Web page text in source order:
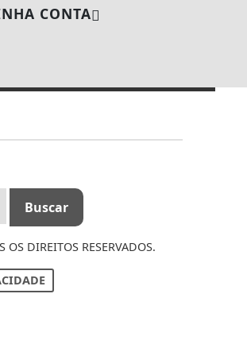
CONTA
DIREITOS RESERVADOS.